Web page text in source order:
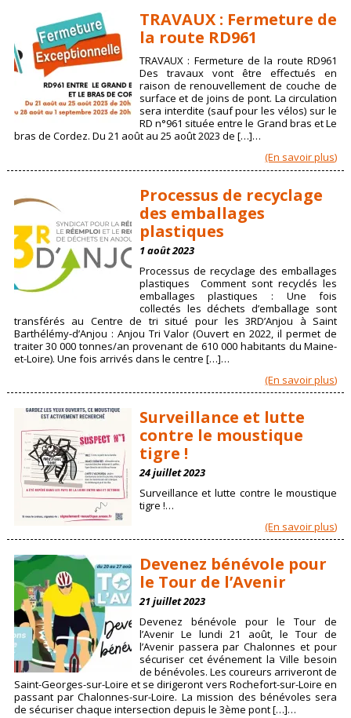
TRAVAUX : Fermeture de
la route RD961
TRAVAUX : Fermeture de la route RD961
Des travaux vont être effectués en
raison de renouvellement de couche de
surface et de joins de pont. La circulation
sera interdite (sauf pour les vélos) sur le
RD n°961 située entre le Grand bras et Le
bras de Cordez. Du 21 août au 25 août 2023 de […]…
(En savoir plus)
Processus de recyclage
des emballages
plastiques
1 août 2023
Processus de recyclage des emballages
plastiques Comment sont recyclés les
emballages plastiques : Une fois
collectés les déchets d’emballage sont
transférés au Centre de tri situé pour les 3RD’Anjou à Saint
Barthélémy-d’Anjou : Anjou Tri Valor (Ouvert en 2022, il permet de
traiter 30 000 tonnes/an provenant de 610 000 habitants du Maine-
et-Loire). Une fois arrivés dans le centre […]…
(En savoir plus)
Surveillance et lutte
contre le moustique
tigre !
24 juillet 2023
Surveillance et lutte contre le moustique
tigre !…
(En savoir plus)
Devenez bénévole pour
le Tour de l’Avenir
21 juillet 2023
Devenez bénévole pour le Tour de
l’Avenir Le lundi 21 août, le Tour de
l’Avenir passera par Chalonnes et pour
sécuriser cet événement la Ville besoin
de bénévoles. Les coureurs arriveront de
Saint-Georges-sur-Loire et se dirigeront vers Rochefort-sur-Loire en
passant par Chalonnes-sur-Loire. La mission des bénévoles sera
de sécuriser chaque intersection depuis le 3ème pont […]…